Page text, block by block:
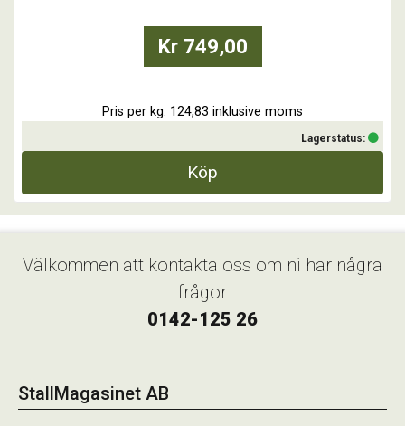
Kr 749,00
Pris per kg: 124,83 inklusive moms
Lagerstatus:
Köp
Välkommen att kontakta oss om ni har några
frågor
0142-125 26
StallMagasinet AB